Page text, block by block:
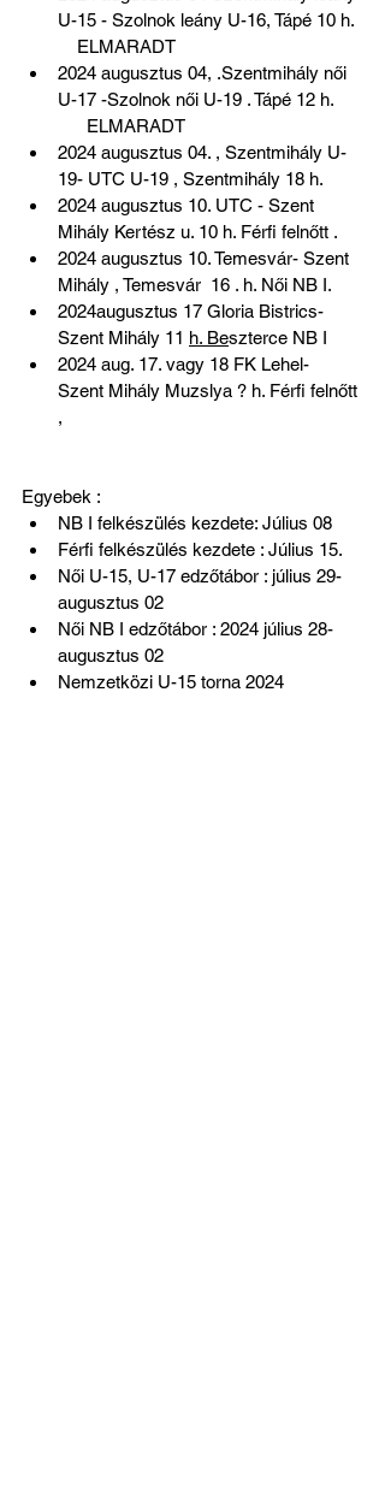
U-15 - Szolnok leány U-16, Tápé 10 h.
    ELMARADT
2024 augusztus 04, .Szentmihály női
U-17 -Szolnok női U-19 . Tápé 12 h.
      ELMARADT
2024 augusztus 04. , Szentmihály U-
19- UTC U-19 , Szentmihály 18 h.
2024 augusztus 10. UTC - Szent
Mihály Kertész u. 10 h. Férfi felnőtt .
2024 augusztus 10. Temesvár- Szent
Mihály , Temesvár  16 . h. Női NB I.
2024augusztus 17 Gloria Bistrics-
Szent Mihály 11 h. Beszterce NB I
2024 aug. 17. vagy 18 FK Lehel-
Szent Mihály Muzslya ? h. Férfi felnőtt
,
Egyebek :
NB I felkészülés kezdete: Július 08
Férfi felkészülés kezdete : Július 15.
Női U-15, U-17 edzőtábor : július 29-
augusztus 02
Női NB I edzőtábor : 2024 július 28-
augusztus 02
Nemzetközi U-15 torna 2024